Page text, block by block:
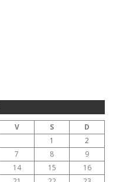
V S
D
1
2
7 8
9
14 15
16